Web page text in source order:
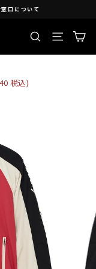
口について
検索 Site
税込)